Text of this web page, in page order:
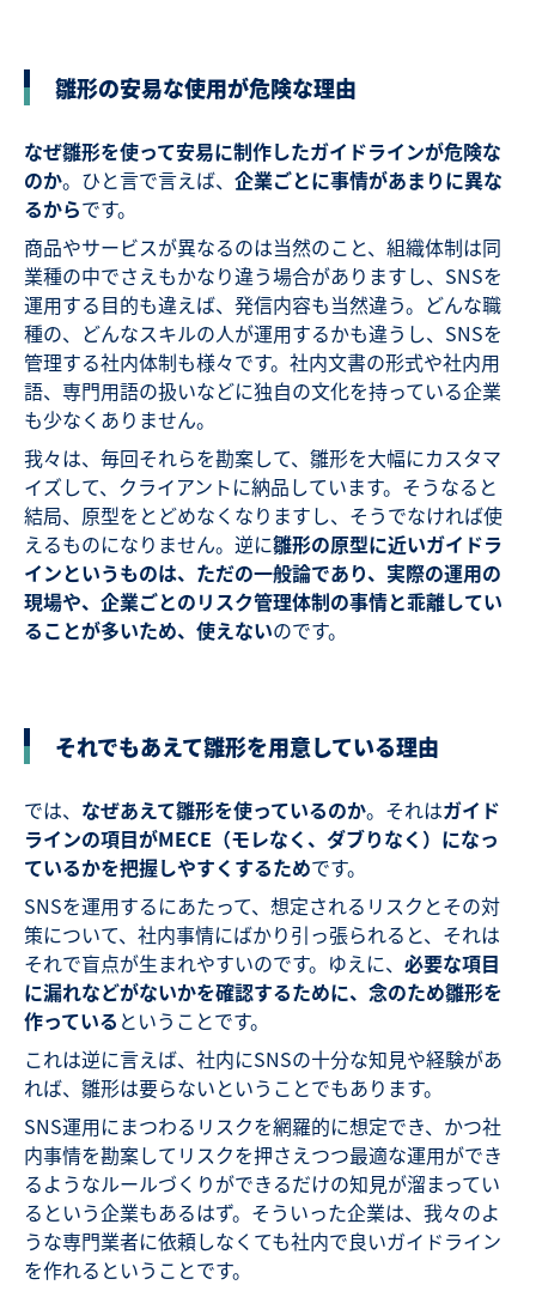
雛形の安易な使用が危険な理由
なぜ雛形を使って安易に制作したガイドラインが危険な
のか。ひと言で言えば、 企業ごとに事情があまりに異な
るからです。
商品やサービスが異なるのは当然のこと、組織体制は同
業種の中でさえもかなり違う場合がありますし、SNSを
運用する目的も違えば、発信内容も当然違う。どんな職
種の、どんなスキルの人が運用するかも違うし、SNSを
管理する社内体制も様々です。社内文書の形式や社内用
語、専門用語の扱いなどに独自の文化を持っている企業
も少なくありません。
我々は、毎回それらを勘案して、雛形を大幅にカスタマ
イズして、クライアントに納品しています。そうなると
結局、原型をとどめなくなりますし、そうでなければ使
えるものになりません。逆に雛形の原型に近いガイドラ
インというものは、ただの一般論であり、実際の運用の
現場や、企業ごとのリスク管理体制の事情と乖離してい
ることが多いため、使えないのです。
それでもあえて雛形を用意している理由
では、 なぜあえて雛形を使っているのか。それはガイド
ラインの項目がMECE（モレなく、ダブりなく）になっ
ているかを把握しやすくするためです。
SNSを運用するにあたって、想定されるリスクとその対
策について、社内事情にばかり引っ張られると、それは
それで盲点が生まれやすいのです。ゆえに、 必要な項目
に漏れなどがないかを確認するために、念のため雛形を
作っている ということです。
これは逆に言えば、社内にSNSの十分な知見や経験があ
れば、雛形は要らないということでもあります。
SNS運用にまつわるリスクを網羅的に想定でき、かつ社
内事情を勘案してリスクを押さえつつ最適な運用ができ
るようなルールづくりができるだけの知見が溜まってい
るという企業もあるはず。そういった企業は、我々のよ
うな専門業者に依頼しなくても社内で良いガイドライン
を作れるということです。